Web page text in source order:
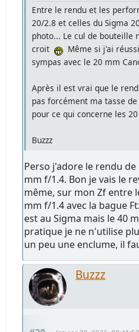
Entre le rendu et les
20/2.8 et celles du Sigma
photo... Le cul de bouteille
croit
Même si j'ai
sympas avec le 20 mm
Après il est vrai que le
pas forcément ma tasse
pour ce qui concerne les
Buzzz
Perso j'adore le rendu de
mm f/1.4. Bon je vais le
même, sur mon Zf entre
mm f/1.4 avec la bague
est au Sigma mais le 40
pratique je ne n'utilise
un peu une enclume, il
Buzzz